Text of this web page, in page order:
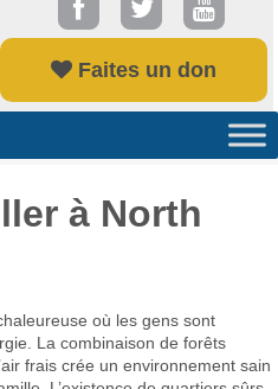
Faites un don
à North
où les gens sont
La combinaison de forêts
frais crée un environnement sain